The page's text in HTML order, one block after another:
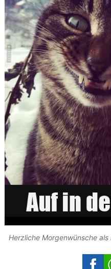
Herzliche Morgenwünsche